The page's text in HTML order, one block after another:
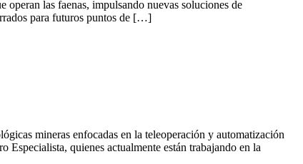
las faenas, impulsando nuevas soluciones de
para futuros puntos de […]
mineras enfocadas en la teleoperación y automatización
quienes actualmente están trabajando en la